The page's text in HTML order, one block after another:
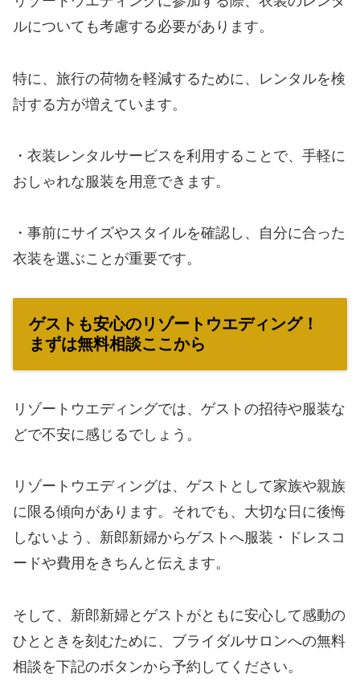
ルについても考慮する必要があります。
特に、旅行の荷物を軽減するために、レンタルを検
討する方が増えています。
・衣装レンタルサービスを利用することで、手軽に
おしゃれな服装を用意できます。
・事前にサイズやスタイルを確認し、自分に合った
衣装を選ぶことが重要です。
ゲストも安心のリゾートウエディング！
まずは無料相談ここから
リゾートウエディングでは、ゲストの招待や服装な
どで不安に感じるでしょう。
リゾートウエディングは、ゲストとして家族や親族
に限る傾向があります。それでも、大切な日に後悔
しないよう、新郎新婦からゲストへ服装・ドレスコ
ードや費用をきちんと伝えます。
そして、新郎新婦とゲストがともに安心して感動の
ひとときを刻むために、ブライダルサロンへの無料
相談を下記のボタンから予約してください。